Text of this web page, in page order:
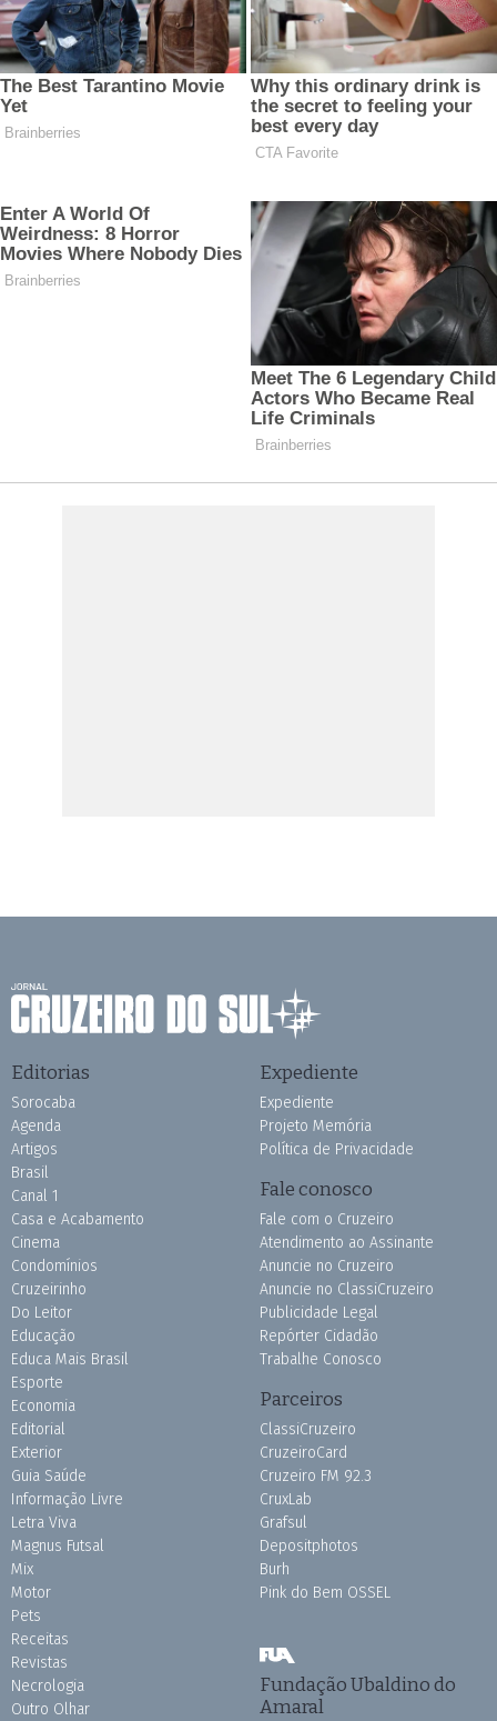
Editorias
Sorocaba
Agenda
Artigos
Brasil
Canal 1
Casa e Acabamento
Cinema
Condomínios
Cruzeirinho
Do Leitor
Educação
Educa Mais Brasil
Esporte
Economia
Editorial
Exterior
Guia Saúde
Informação Livre
Letra Viva
Magnus Futsal
Mix
Motor
Pets
Receitas
Revistas
Necrologia
Outro Olhar
Expediente
Expediente
Projeto Memória
Política de Privacidade
Fale conosco
Fale com o Cruzeiro
Atendimento ao Assinante
Anuncie no Cruzeiro
Anuncie no ClassiCruzeiro
Publicidade Legal
Repórter Cidadão
Trabalhe Conosco
Parceiros
ClassiCruzeiro
CruzeiroCard
Cruzeiro FM 92.3
CruxLab
Grafsul
Depositphotos
Burh
Pink do Bem OSSEL
Fundação Ubaldino do
Amaral